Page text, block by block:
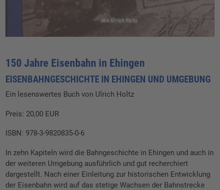
150 Jahre Eisenbahn in Ehingen
EISENBAHNGESCHICHTE IN EHINGEN UND UMGEBUNG
Ein lesenswertes Buch von Ulrich Holtz
Preis: 20,00 EUR
ISBN: 978-3-9820835-0-6
In zehn Kapiteln wird die Bahngeschichte in Ehingen und auch in
der weiteren Umgebung ausführlich und gut recherchiert
dargestellt. Nach einer Einleitung zur historischen Entwicklung
der Eisenbahn wird auf das stetige Wachsen der Bahnstrecke